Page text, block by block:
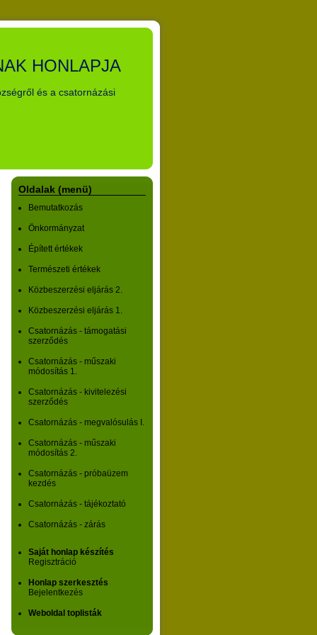
HONLAPJA
és a csatornázási
Oldalak (menü)
Bemutatkozás
Önkormányzat
Épített értékek
Természeti értékek
Közbeszerzési eljárás 2.
Közbeszerzési eljárás 1.
Csatornázás - támogatási
szerződés
Csatornázás - műszaki
módosítás 1.
Csatornázás - kivitelezési
szerződés
Csatornázás - megvalósulás I.
Csatornázás - műszaki
módosítás 2.
Csatornázás - próbaüzem
kezdés
Csatornázás - tájékoztató
Csatornázás - zárás
Saját honlap készítés
Regisztráció
Honlap szerkesztés
Bejelentkezés
Weboldal toplisták